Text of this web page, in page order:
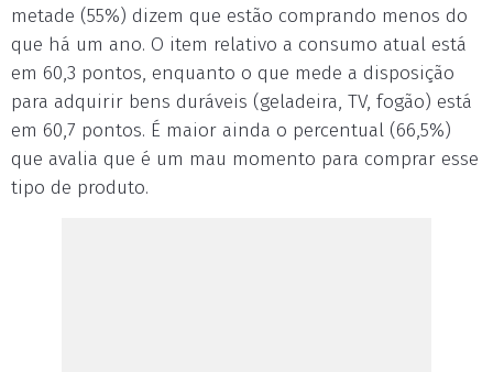
metade (55%) dizem que estão comprando menos do
que há um ano. O item relativo a consumo atual está
em 60,3 pontos, enquanto o que mede a disposição
para adquirir bens duráveis (geladeira, TV, fogão) está
em 60,7 pontos. É maior ainda o percentual (66,5%)
que avalia que é um mau momento para comprar esse
tipo de produto.